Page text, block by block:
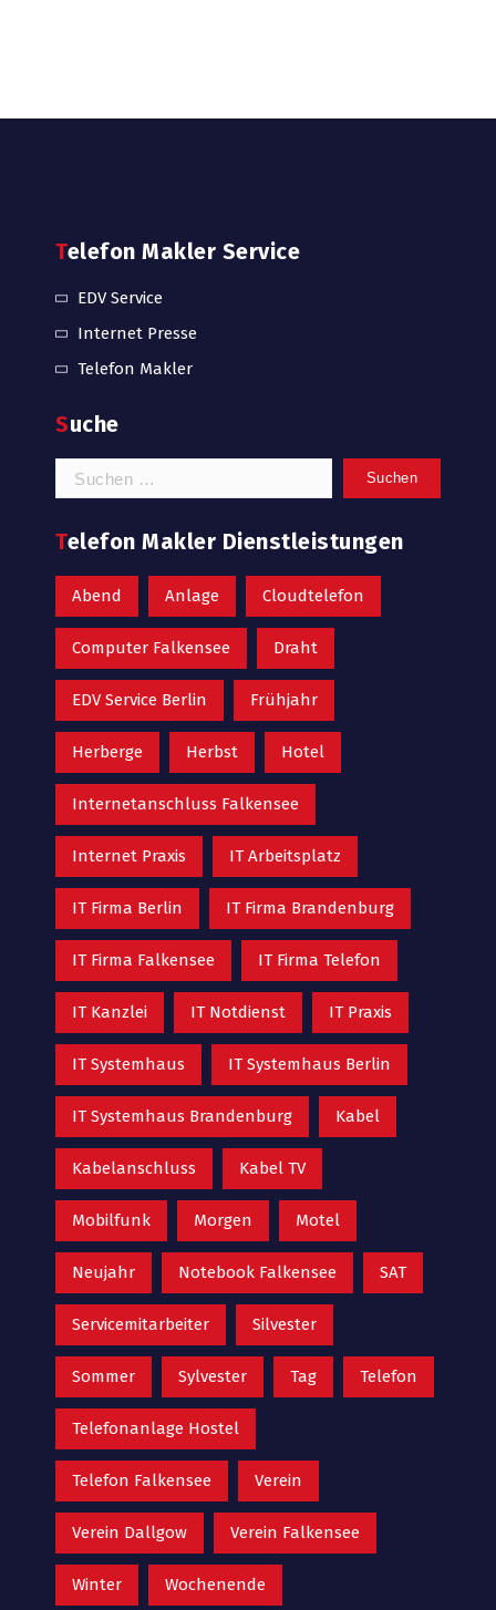
Telefon Makler Service
EDV Service
Internet Presse
Telefon Makler
Suche
Suchen
nach:
Telefon Makler Dienstleistungen
Abend Anlage Cloudtelefon
Computer Falkensee Draht
EDV Service Berlin Frühjahr
Herberge Herbst Hotel
Internetanschluss Falkensee
Internet Praxis IT Arbeitsplatz
IT Firma Berlin IT Firma Brandenburg
IT Firma Falkensee IT Firma Telefon
IT Kanzlei IT Notdienst IT Praxis
IT Systemhaus IT Systemhaus Berlin
IT Systemhaus Brandenburg Kabel
Kabelanschluss Kabel TV
Mobilfunk Morgen Motel
Neujahr Notebook Falkensee SAT
Servicemitarbeiter Silvester
Sommer Sylvester Tag Telefon
Telefonanlage Hostel
Telefon Falkensee Verein
Verein Dallgow Verein Falkensee
Winter Wochenende